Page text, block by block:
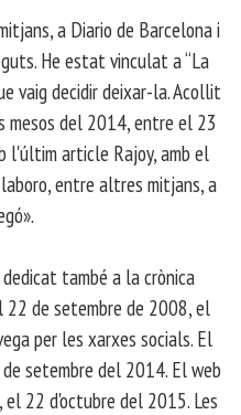
a Diario de Barcelona i
He estat vinculat a “La
vaig decidir deixar-la. Acollit
mesos del 2014, entre el 23
l'últim article Rajoy, amb el
entre altres mitjans, a
també a la crònica
22 de setembre de 2008, el
per les xarxes socials. El
setembre del 2014. El web
22 d'octubre del 2015. Les